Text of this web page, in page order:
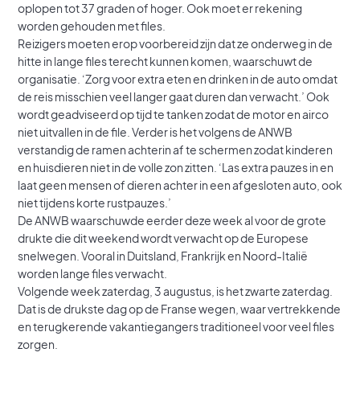
oplopen tot 37 graden of hoger. Ook moet er rekening
worden gehouden met files.
Reizigers moeten erop voorbereid zijn dat ze onderweg in de
hitte in lange files terecht kunnen komen, waarschuwt de
organisatie. ‘Zorg voor extra eten en drinken in de auto omdat
de reis misschien veel langer gaat duren dan verwacht.’ Ook
wordt geadviseerd op tijd te tanken zodat de motor en airco
niet uitvallen in de file. Verder is het volgens de ANWB
verstandig de ramen achterin af te schermen zodat kinderen
en huisdieren niet in de volle zon zitten. ‘Las extra pauzes in en
laat geen mensen of dieren achter in een afgesloten auto, ook
niet tijdens korte rustpauzes.’
De ANWB waarschuwde eerder deze week al voor de grote
drukte die dit weekend wordt verwacht op de Europese
snelwegen. Vooral in Duitsland, Frankrijk en Noord-Italië
worden lange files verwacht.
Volgende week zaterdag, 3 augustus, is het zwarte zaterdag.
Dat is de drukste dag op de Franse wegen, waar vertrekkende
en terugkerende vakantiegangers traditioneel voor veel files
zorgen.